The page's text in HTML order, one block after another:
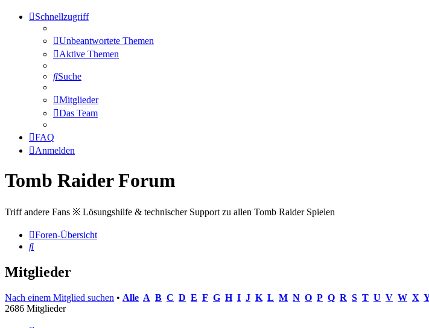
Schnellzugriff
Unbeantwortete Themen
Aktive Themen
Suche
Mitglieder
Das Team
FAQ
Anmelden
Tomb Raider Forum
Triff andere Fans ※ Lösungshilfe & technischer Support zu allen Tomb Raider Spielen
Foren-Übersicht
Suche
Mitglieder
Nach einem Mitglied suchen • Alle A B C D E F G H I J K L M N O P Q R S T U V W X
2686 Mitglieder